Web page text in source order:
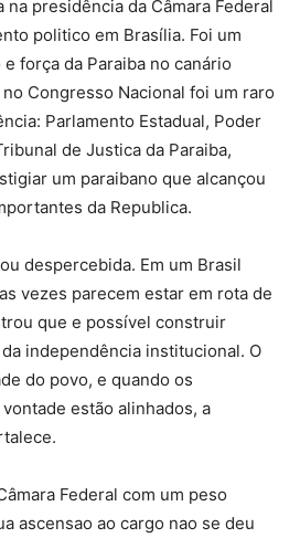
na presidência da Câmara Federal
politico em Brasília. Foi um
força da Paraiba no canário
Congresso Nacional foi um raro
Parlamento Estadual, Poder
de Justica da Paraiba,
um paraibano que alcançou
da Republica.
despercebida. Em um Brasil
vezes parecem estar em rota de
que e possível construir
independência institucional. O
do povo, e quando os
estão alinhados, a
Federal com um peso
ascensao ao cargo nao se deu